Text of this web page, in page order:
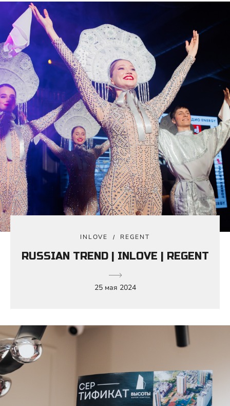
INLOVE REGENT
RUSSIAN TREND | INLOVE | REGENT
25 мая 2024